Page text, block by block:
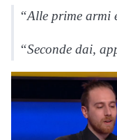
“Alle prime armi
“Seconde dai,